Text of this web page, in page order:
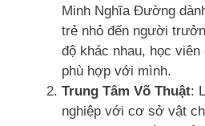
Minh Nghĩa Đường
trẻ nhỏ đến người
độ khác nhau, học
phù hợp với mình.
Trung Tâm Võ Thuật:
nghiệp với cơ sở vật